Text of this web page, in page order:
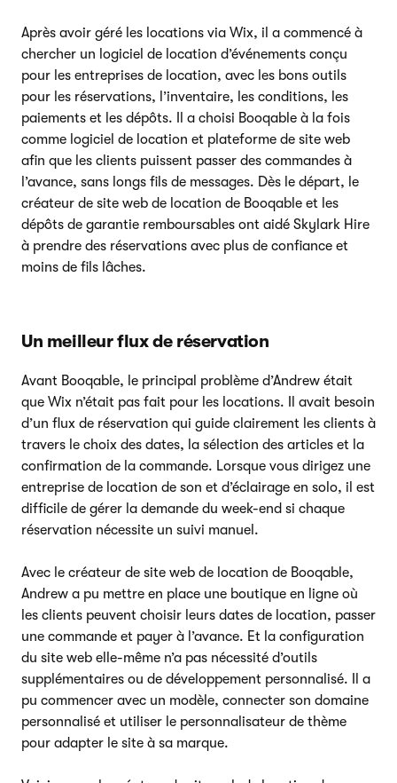
Après avoir géré les locations via Wix, il a commencé à
chercher un logiciel de location d’événements conçu
pour les entreprises de location, avec les bons outils
pour les réservations, l’inventaire, les conditions, les
paiements et les dépôts. Il a choisi Booqable à la fois
comme logiciel de location et plateforme de site web
afin que les clients puissent passer des commandes à
l’avance, sans longs fils de messages. Dès le départ, le
créateur de site web de location de Booqable et les
dépôts de garantie remboursables ont aidé Skylark Hire
à prendre des réservations avec plus de confiance et
moins de fils lâches.
Un meilleur flux de réservation
Avant Booqable, le principal problème d’Andrew était
que Wix n’était pas fait pour les locations. Il avait besoin
d’un flux de réservation qui guide clairement les clients à
travers le choix des dates, la sélection des articles et la
confirmation de la commande. Lorsque vous dirigez une
entreprise de location de son et d’éclairage en solo, il est
difficile de gérer la demande du week-end si chaque
réservation nécessite un suivi manuel.
Avec le créateur de site web de location de Booqable,
Andrew a pu mettre en place une boutique en ligne où
les clients peuvent choisir leurs dates de location, passer
une commande et payer à l’avance. Et la configuration
du site web elle-même n’a pas nécessité d’outils
supplémentaires ou de développement personnalisé. Il a
pu commencer avec un modèle, connecter son domaine
personnalisé et utiliser le personnalisateur de thème
pour adapter le site à sa marque.